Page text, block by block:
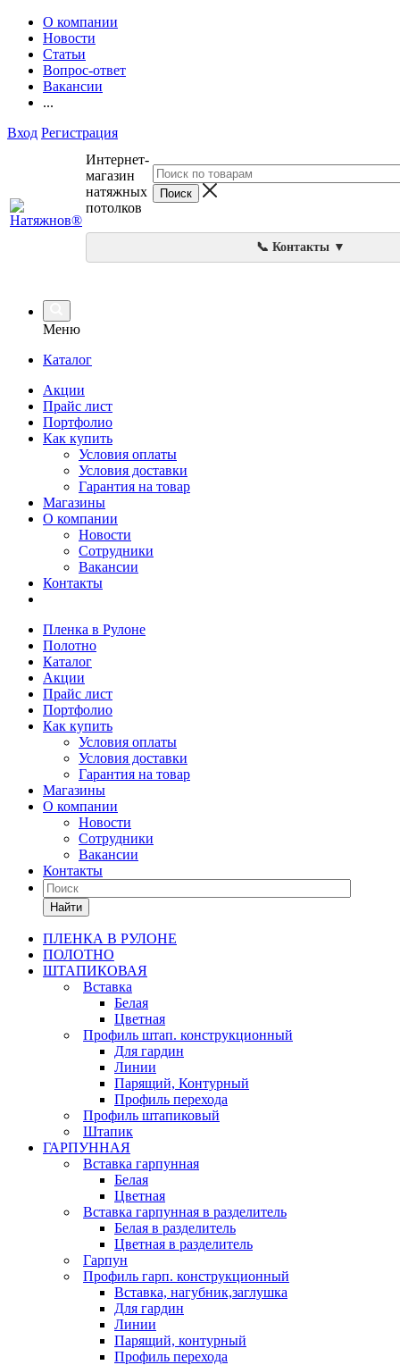
О компании
Новости
Статьи
Вопрос-ответ
Вакансии
...
Вход Регистрация
Интернет-
магазин
натяжных
потолков
📞 Контакты ▼
Меню
Каталог
Акции
Прайс лист
Портфолио
Как купить
Условия оплаты
Условия доставки
Гарантия на товар
Магазины
О компании
Новости
Сотрудники
Вакансии
Контакты
Пленка в Рулоне
Полотно
Каталог
Акции
Прайс лист
Портфолио
Как купить
Условия оплаты
Условия доставки
Гарантия на товар
Магазины
О компании
Новости
Сотрудники
Вакансии
Контакты
Найти
ПЛЕНКА В РУЛОНЕ
ПОЛОТНО
ШТАПИКОВАЯ
Вставка
Белая
Цветная
Профиль штап. конструкционный
Для гардин
Линии
Парящий, Контурный
Профиль перехода
Профиль штапиковый
Штапик
ГАРПУННАЯ
Вставка гарпунная
Белая
Цветная
Вставка гарпунная в разделитель
Белая в разделитель
Цветная в разделитель
Гарпун
Профиль гарп. конструкционный
Вставка, нагубник,заглушка
Для гардин
Линии
Парящий, контурный
Профиль перехода